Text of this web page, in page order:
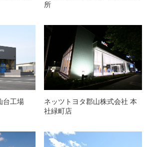
所
台工場
ネッツトヨタ郡山株式会社 本
社緑町店